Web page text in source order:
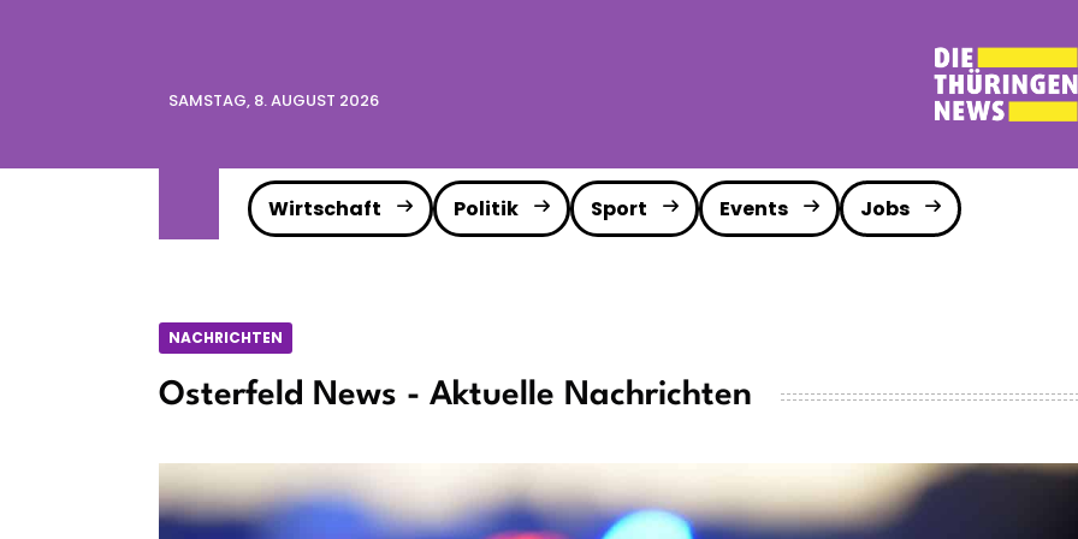
SAMSTAG, 8. AUGUST 2026
Wirtschaft Politik Sport Events Jobs
NACHRICHTEN
Osterfeld News - Aktuelle Nachrichten